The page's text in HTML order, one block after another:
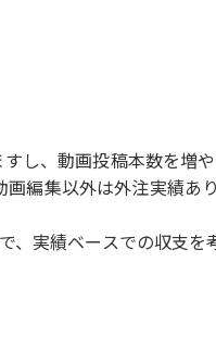
、動画投稿本数を増
編集以外は外注実績あ
実績ベースでの収支